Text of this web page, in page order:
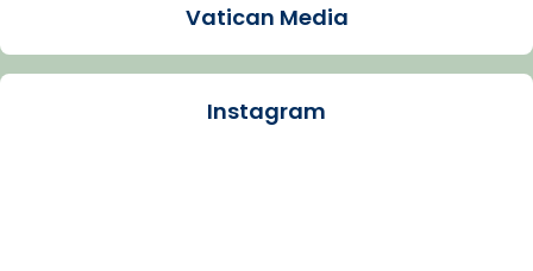
Santes de Mataró.
🔗tinyurl.com/cvu5jmbk
Vatican Media
Instagram